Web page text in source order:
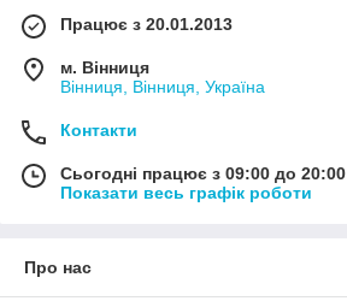
Працює з 20.01.2013
м. Вінниця
Вінниця, Вінниця, Україна
Контакти
Сьогодні працює з 09:00 до 20:00
Показати весь графік роботи
Про нас